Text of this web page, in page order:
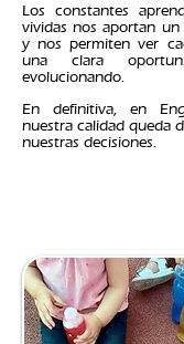
Los constantes
vividas nos aportan
y nos permiten ver
una clara
evolucionando.
En definitiva, en
nuestra calidad queda
nuestras decisiones.